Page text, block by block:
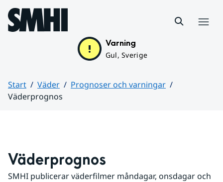
Hoppa till sidans innehåll
Varning
Gul, Sverige
Start Väder
Prognoser och varningar
Väderprognos
Väderprognos
SMHI publicerar väderfilmer måndagar, onsdagar och